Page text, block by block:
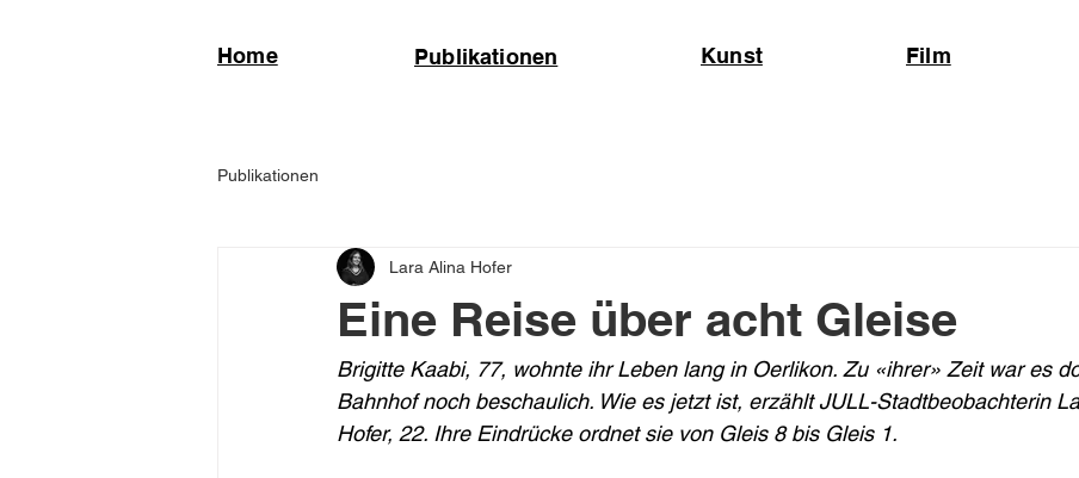
Home Publikationen Kunst Film
Publikationen
Eine Reise über acht Gleise
Lara Alina Hofer
Brigitte Kaabi, 77, wohnte ihr Leben lang in Oerlikon. Zu «ihrer» Zeit war es
Bahnhof noch beschaulich. Wie es jetzt ist, erzählt JULL-Stadtbeobachterin
Hofer, 22. Ihre Eindrücke ordnet sie von Gleis 8 bis Gleis 1.